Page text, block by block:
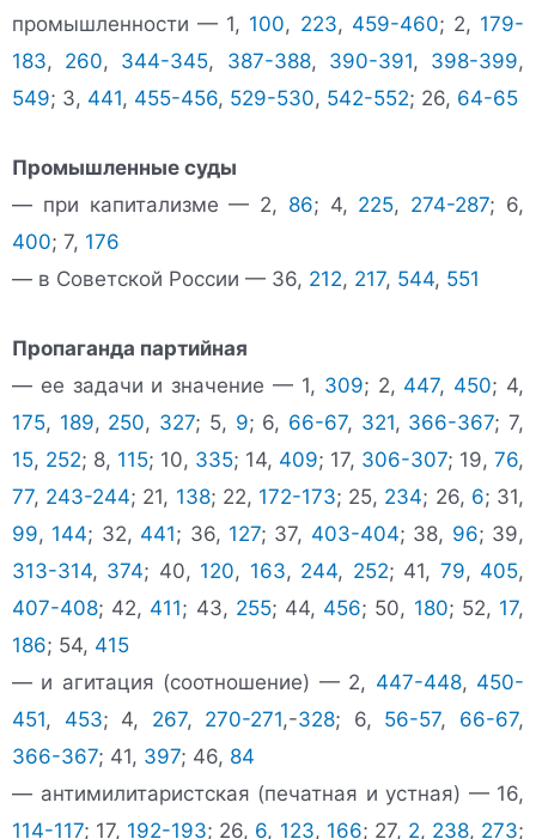
промышленности — 1, 100, 223, 459-460; 2, 179-
183, 260, 344-345, 387-388, 390-391, 398-399,
549; 3, 441, 455-456, 529-530, 542-552; 26, 64-65
Промышленные суды
— при капитализме — 2, 86; 4, 225, 274-287; 6,
400; 7, 176
— в Советской России — 36, 212, 217, 544, 551
Пропаганда партийная
— ее задачи и значение — 1, 309; 2, 447, 450; 4,
175, 189, 250, 327; 5, 9; 6, 66-67, 321, 366-367; 7,
15, 252; 8, 115; 10, 335; 14, 409; 17, 306-307; 19, 76,
77, 243-244; 21, 138; 22, 172-173; 25, 234; 26, 6; 31,
99, 144; 32, 441; 36, 127; 37, 403-404; 38, 96; 39,
313-314, 374; 40, 120, 163, 244, 252; 41, 79, 405,
407-408; 42, 411; 43, 255; 44, 456; 50, 180; 52, 17,
186; 54, 415
— и агитация (соотношение) — 2, 447-448, 450-
451, 453; 4, 267, 270-271,-328; 6, 56-57, 66-67,
366-367; 41, 397; 46, 84
— антимилитаристская (печатная и устная) — 16,
114-117; 17, 192-193; 26, 6, 123, 166; 27, 2, 238, 273;